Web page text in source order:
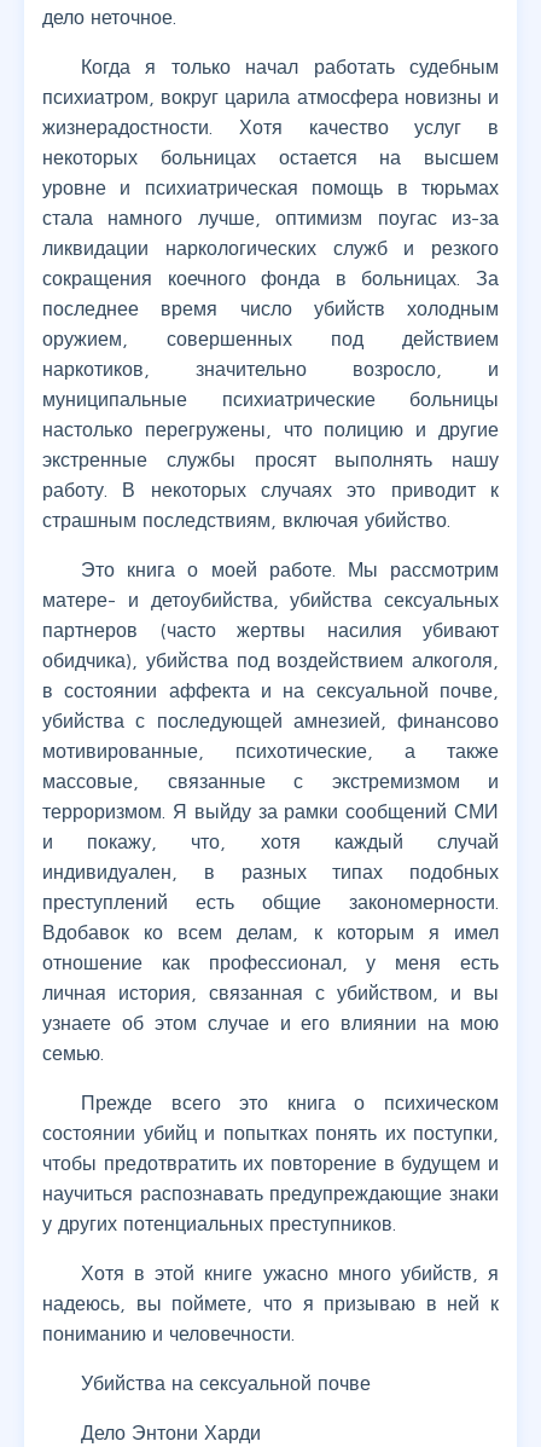
дело неточное.
Когда я только начал работать судебным
психиатром, вокруг царила атмосфера новизны и
жизнерадостности. Хотя качество услуг в
некоторых больницах остается на высшем
уровне и психиатрическая помощь в тюрьмах
стала намного лучше, оптимизм поугас из-за
ликвидации наркологических служб и резкого
сокращения коечного фонда в больницах. За
последнее время число убийств холодным
оружием, совершенных под действием
наркотиков, значительно возросло, и
муниципальные психиатрические больницы
настолько перегружены, что полицию и другие
экстренные службы просят выполнять нашу
работу. В некоторых случаях это приводит к
страшным последствиям, включая убийство.
Это книга о моей работе. Мы рассмотрим
матере- и детоубийства, убийства сексуальных
партнеров (часто жертвы насилия убивают
обидчика), убийства под воздействием алкоголя,
в состоянии аффекта и на сексуальной почве,
убийства с последующей амнезией, финансово
мотивированные, психотические, а также
массовые, связанные с экстремизмом и
терроризмом. Я выйду за рамки сообщений СМИ
и покажу, что, хотя каждый случай
индивидуален, в разных типах подобных
преступлений есть общие закономерности.
Вдобавок ко всем делам, к которым я имел
отношение как профессионал, у меня есть
личная история, связанная с убийством, и вы
узнаете об этом случае и его влиянии на мою
семью.
Прежде всего это книга о психическом
состоянии убийц и попытках понять их поступки,
чтобы предотвратить их повторение в будущем и
научиться распознавать предупреждающие знаки
у других потенциальных преступников.
Хотя в этой книге ужасно много убийств, я
надеюсь, вы поймете, что я призываю в ней к
пониманию и человечности.
Убийства на сексуальной почве
Дело Энтони Харди